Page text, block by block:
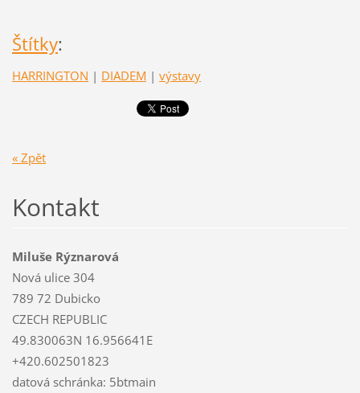
Štítky:
HARRINGTON | DIADEM | výstavy
« Zpět
Kontakt
Miluše Rýznarová
Nová ulice 304
789 72 Dubicko
CZECH REPUBLIC
49.830063N 16.956641E
+420.602501823
datová schránka: 5btmain